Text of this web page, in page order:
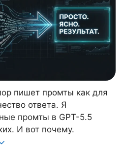
пишет промты как для
ответа. Я
промты в GPT-5.5
И вот почему.